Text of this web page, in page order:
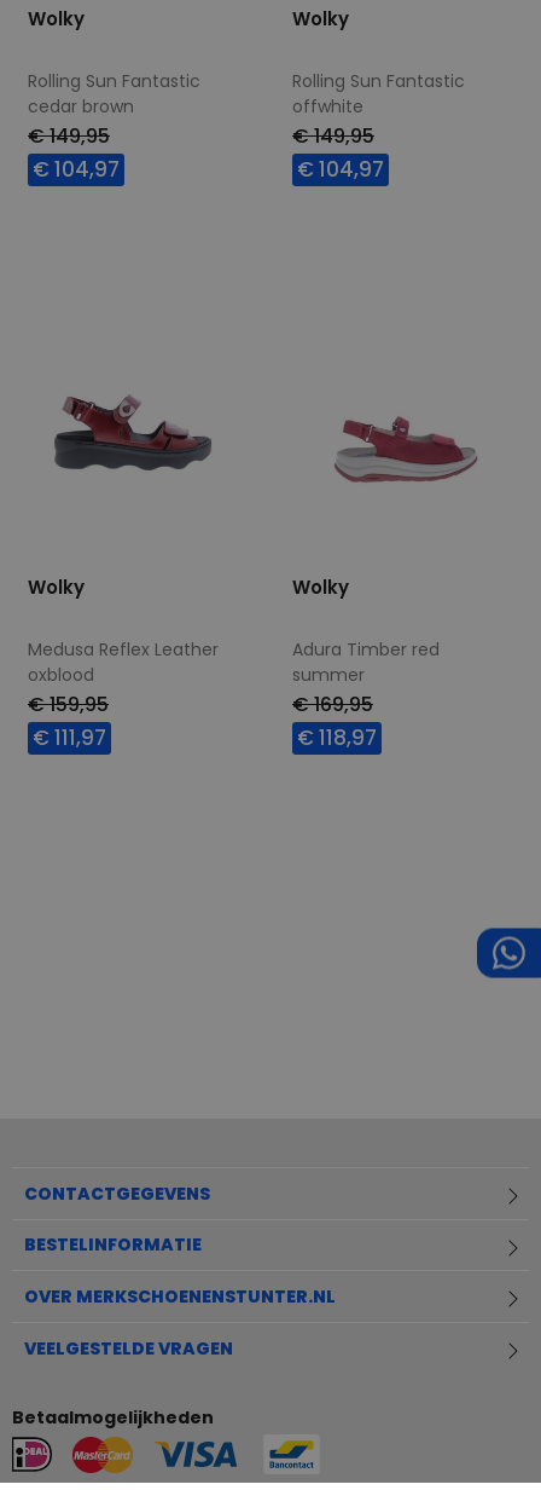
Wolky
Rolling Sun Fantastic
cedar brown
€ 149,95
€ 104,97
Wolky
Rolling Sun Fantastic
offwhite
€ 149,95
€ 104,97
Wolky
Medusa Reflex Leather
oxblood
€ 159,95
€ 111,97
Wolky
Adura Timber red
summer
€ 169,95
€ 118,97
CONTACTGEGEVENS
BESTELINFORMATIE
OVER MERKSCHOENENSTUNTER.NL
VEELGESTELDE VRAGEN
Betaalmogelijkheden